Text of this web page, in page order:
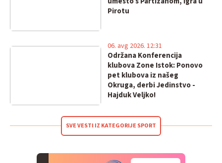
Pirotu
Održana Konferencija
klubova Zone Istok: Ponovo
pet klubova iz našeg
Okruga, derbi Jedinstvo -
Hajduk Veljko!
06. avg 2026. 12:31
SVE VESTI IZ KATEGORIJE SPORT